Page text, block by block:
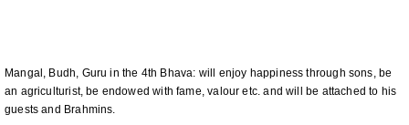
Mangal, Budh, Guru in the 4th Bhava: will enjoy happiness through sons, be
an agriculturist, be endowed with fame, valour etc. and will be attached to his
guests and Brahmins.